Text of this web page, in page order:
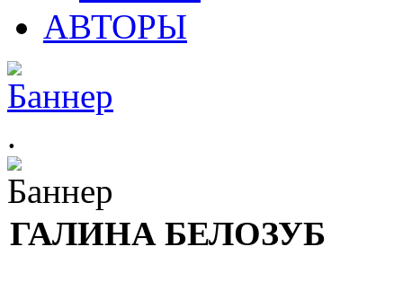
АВТОРЫ
.
ГАЛИНА БЕЛОЗУБ